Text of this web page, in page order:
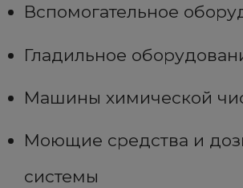
Вспомогательное
Гладильное
Машины химической
Моющие средства и
системы